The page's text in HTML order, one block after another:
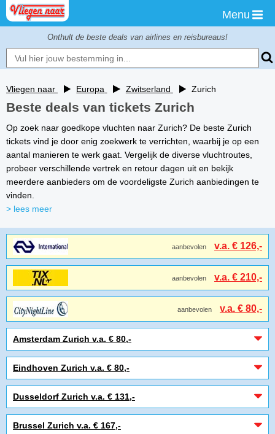
Menu
Onthult de beste deals van airlines en reisbureaus!
Vliegen naar Europa Zwitserland Zurich
Beste deals van tickets Zurich
Op zoek naar goedkope vluchten naar Zurich? De beste Zurich
tickets vind je door enig zoekwerk te verrichten, waarbij je op een
aantal manieren te werk gaat. Vergelijk de diverse vluchtroutes,
probeer verschillende vertrek en retour dagen uit en bekijk
meerdere aanbieders om de voordeligste Zurich aanbiedingen te
vinden.
> lees meer
aanbevolen v.a. € 126,-
aanbevolen v.a. € 210,-
aanbevolen v.a. € 80,-
Amsterdam Zurich v.a. € 80,-
Eindhoven Zurich v.a. € 80,-
Dusseldorf Zurich v.a. € 131,-
Brussel Zurich v.a. € 167,-